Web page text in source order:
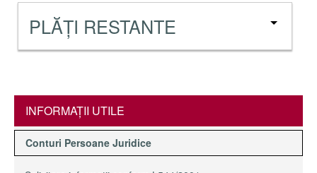
PLĂȚI RESTANTE
INFORMAŢII UTILE
Conturi Persoane Juridice